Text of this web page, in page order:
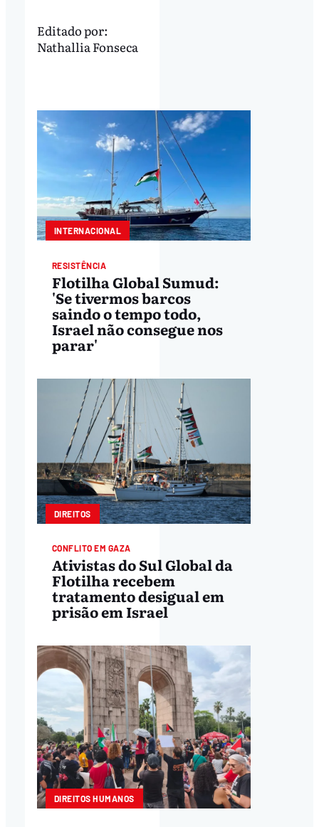
Editado por:
Nathallia Fonseca
INTERNACIONAL
RESISTÊNCIA
Flotilha Global Sumud:
'Se tivermos barcos
saindo o tempo todo,
Israel não consegue nos
parar'
DIREITOS
CONFLITO EM GAZA
Ativistas do Sul Global da
Flotilha recebem
tratamento desigual em
prisão em Israel
DIREITOS HUMANOS